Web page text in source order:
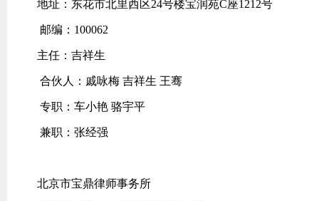
地址：东花市北里西区24号楼宝润苑C座1212号
邮编：100062
主任：吉祥生
合伙人：戚咏梅 吉祥生 王骞
专职：车小艳 骆宇平
兼职：张经强
北京市宝鼎律师事务所